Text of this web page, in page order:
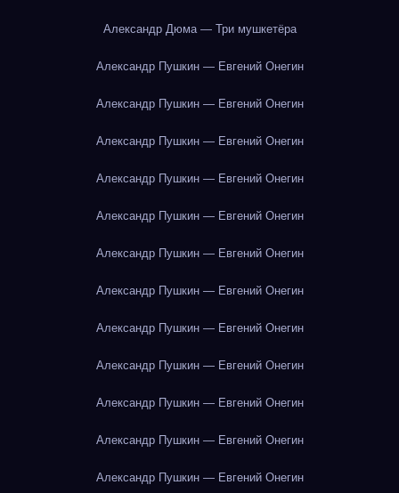
Александр Дюма — Три мушкетёра
Александр Пушкин — Евгений Онегин
Александр Пушкин — Евгений Онегин
Александр Пушкин — Евгений Онегин
Александр Пушкин — Евгений Онегин
Александр Пушкин — Евгений Онегин
Александр Пушкин — Евгений Онегин
Александр Пушкин — Евгений Онегин
Александр Пушкин — Евгений Онегин
Александр Пушкин — Евгений Онегин
Александр Пушкин — Евгений Онегин
Александр Пушкин — Евгений Онегин
Александр Пушкин — Евгений Онегин